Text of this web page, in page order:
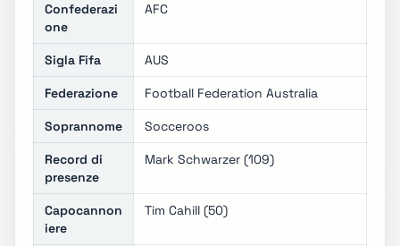
Confederazi
one
AFC
Sigla Fifa AUS
Federazione Football Federation Australia
Soprannome Socceroos
Record di
presenze
Mark Schwarzer (109)
Capocannon
iere
Tim Cahill (50)